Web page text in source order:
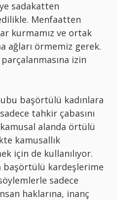
sadakatten
Menfaatten
kurmamız ve ortak
ağları örmemiz gerek.
izin
başörtülü kadınlara
tahkir çabasını
alanda örtülü
kamusallık
için de kullanılıyor.
başörtülü kardeşlerime
sadece
haklarına, inanç